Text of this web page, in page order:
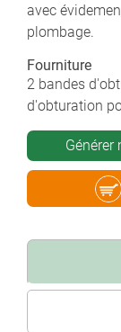
avec
plombage.
Fourniture
2 bandes
d'obturation
Générer